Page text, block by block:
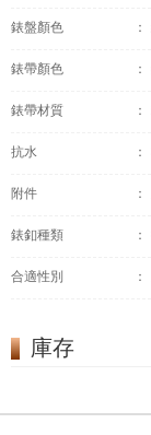
錶盤顏色 ：
錶帶顏色 ：
錶帶材質 ：
抗水 ：
附件 ：
錶釦種類 ：
合適性別 ：
庫存